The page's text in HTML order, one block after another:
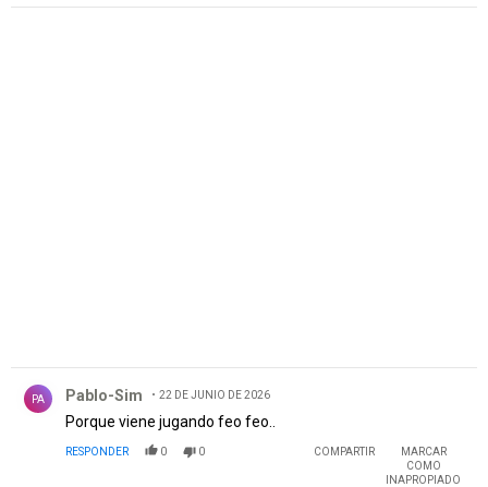
PA Pablo-Sim 22 DE JUNIO DE 2026
Porque viene jugando feo feo..
RESPONDER 0 0 COMPARTIR
MARCAR
COMO
INAPROPIADO